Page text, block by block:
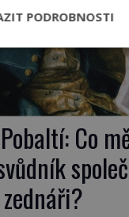
Co
PODROBNOSTI